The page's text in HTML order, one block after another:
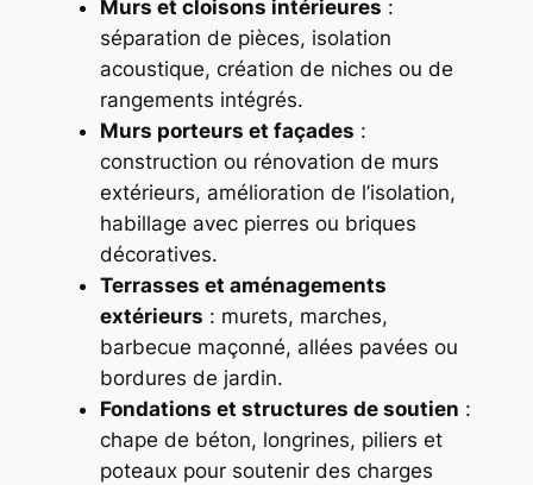
Murs et cloisons intérieures :
séparation de pièces, isolation
acoustique, création de niches ou de
rangements intégrés.
Murs porteurs et façades :
construction ou rénovation de murs
extérieurs, amélioration de l’isolation,
habillage avec pierres ou briques
décoratives.
Terrasses et aménagements
extérieurs : murets, marches,
barbecue maçonné, allées pavées ou
bordures de jardin.
Fondations et structures de soutien :
chape de béton, longrines, piliers et
poteaux pour soutenir des charges